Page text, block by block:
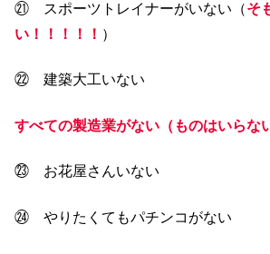
㉑ スポーツトレイナーがいない（そ
い！！！！！ ）
㉒ 建築大工いない
すべての製造業がない（ものはいらな
㉓ お花屋さんいない
㉔ やりたくてもパチンコがない